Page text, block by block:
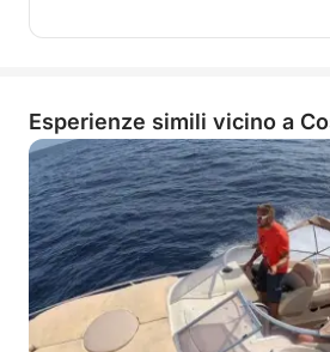
Esperienze simili vicino a